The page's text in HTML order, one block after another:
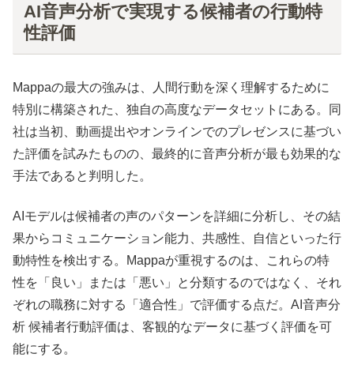
AI音声分析で実現する候補者の行動特
性評価
Mappaの最大の強みは、人間行動を深く理解するために
特別に構築された、独自の高度なデータセットにある。同
社は当初、動画提出やオンラインでのプレゼンスに基づい
た評価を試みたものの、最終的に音声分析が最も効果的な
手法であると判明した。
AIモデルは候補者の声のパターンを詳細に分析し、その結
果からコミュニケーション能力、共感性、自信といった行
動特性を検出する。Mappaが重視するのは、これらの特
性を「良い」または「悪い」と分類するのではなく、それ
ぞれの職務に対する「適合性」で評価する点だ。AI音声分
析 候補者行動評価は、客観的なデータに基づく評価を可
能にする。